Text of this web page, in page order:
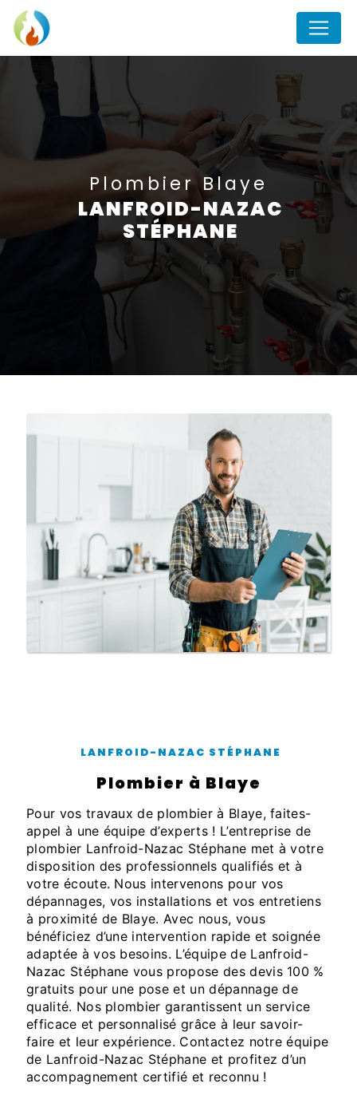
plombier Blaye
LANFROID-NAZAC
STÉPHANE
LANFROID-NAZAC STÉPHANE
plombier à Blaye
Pour vos travaux de plombier à Blaye, faites-
appel à une équipe d’experts ! L’entreprise de
plombier Lanfroid-Nazac Stéphane met à votre
disposition des professionnels qualifiés et à
votre écoute. Nous intervenons pour vos
dépannages, vos installations et vos entretiens
à proximité de Blaye. Avec nous, vous
bénéficiez d’une intervention rapide et soignée
adaptée à vos besoins. L’équipe de Lanfroid-
Nazac Stéphane vous propose des devis 100 %
gratuits pour une pose et un dépannage de
qualité. Nos plombier garantissent un service
efficace et personnalisé grâce à leur savoir-
faire et leur expérience. Contactez notre équipe
de Lanfroid-Nazac Stéphane et profitez d’un
accompagnement certifié et reconnu !
Panneau de gestion des cookies